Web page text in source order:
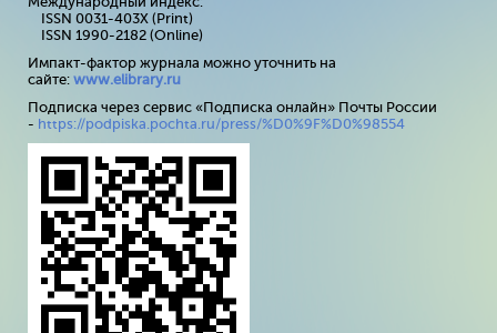
ISSN 0031-403X (Print)
ISSN 1990-2182 (Online)
Импакт-фактор журнала можно уточнить на
сайте: www.elibrary.ru
Подписка через сервис «Подписка онлайн» Почты России
- https://podpiska.pochta.ru/press/%D0%9F%D0%98554